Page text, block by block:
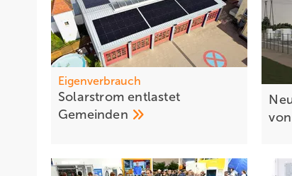
Eigenverbrauch
Solarstrom entlastet
Gemeinden